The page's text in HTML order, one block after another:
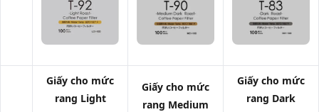
Giấy cho mức
rang Light
Giấy cho mức
rang Medium
Giấy cho mức
rang Dark